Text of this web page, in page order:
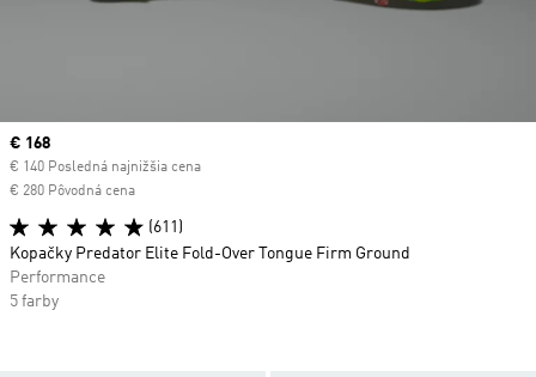
Current price
€ 168
€ 140 Posledná najnižšia cena
€ 280 Pôvodná cena
(611)
Kopačky Predator Elite Fold-Over Tongue Firm Ground
Performance
5 farby